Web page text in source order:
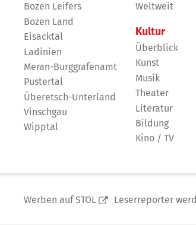
Bozen Leifers
Bozen Land
Eisacktal
Ladinien
Meran-Burggrafenamt
Pustertal
Überetsch-Unterland
Vinschgau
Wipptal
Weltweit
Kultur
Überblick
Kunst
Musik
Theater
Literatur
Bildung
Kino / TV
Werben auf STOL Leserreporter